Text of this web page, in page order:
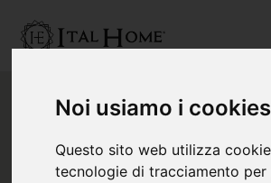
Noi usiamo i cookies
Questo sito web utilizza
tecnologie di tracciamento per